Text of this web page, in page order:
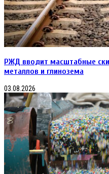
РЖД вводит масштабные
металлов и глинозема
03.08.2026